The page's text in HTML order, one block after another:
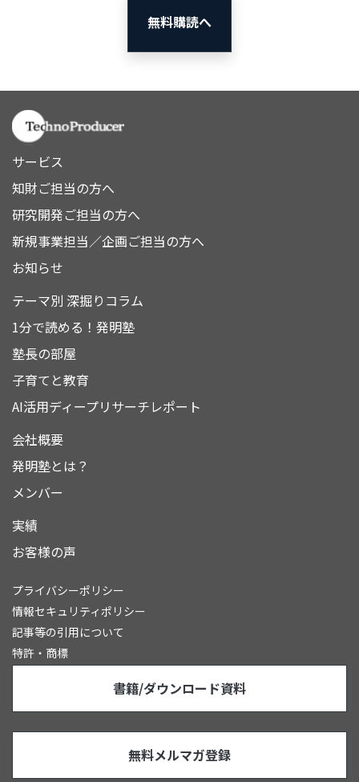
無料購読へ
サービス
知財ご担当の方へ
研究開発ご担当の方へ
新規事業担当／企画ご担当の方へ
お知らせ
テーマ別 深掘りコラム
1分で読める！発明塾
塾長の部屋
子育てと教育
AI活用ディープリサーチレポート
会社概要
発明塾とは？
メンバー
実績
お客様の声
プライバシーポリシー
情報セキュリティポリシー
記事等の引用について
特許・商標
書籍/ダウンロード資料
無料メルマガ登録